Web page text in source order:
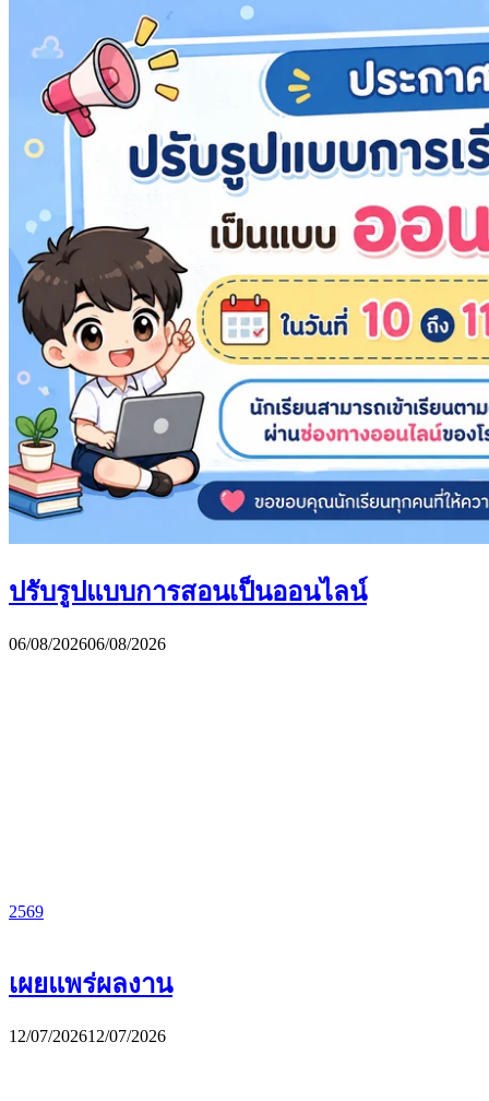
ปรับรูปแบบการสอนเป็นออนไลน์
06/08/202606/08/2026
2569
เผยแพร่ผลงาน
12/07/202612/07/2026